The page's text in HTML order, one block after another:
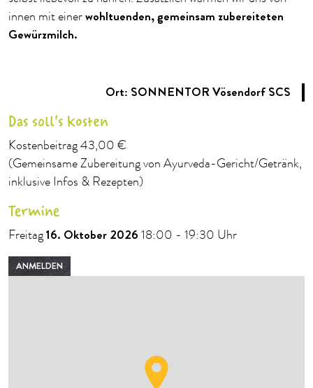
innen mit einerwohltuenden, gemeinsam zubereiteten
Gewürzmilch.
Ort: SONNENTOR Vösendorf SCS
Das soll's kosten
Kostenbeitrag 43,00 €
(Gemeinsame Zubereitung von Ayurveda-Gericht/Getränk,
inklusive Infos & Rezepten)
Termine
Freitag16. Oktober 2026 18:00 - 19:30 Uhr
ANMELDEN